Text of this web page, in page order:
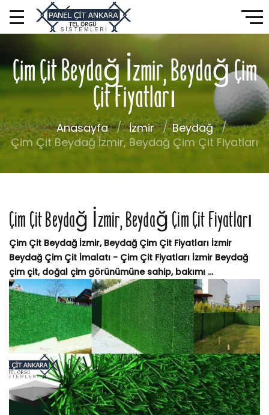
Çim Çit Beydağ İzmir, Beydağ Çim
Çit Fiyatları
Anasayfa İzmir
Beydağ
Çim Çit Beydağ İzmir, Beydağ Çim Çit Fiyatları
Çim Çit Beydağ İzmir, Beydağ Çim Çit Fiyatları
Çim Çit Beydağ İzmir, Beydağ Çim Çit Fiyatları İzmir
Beydağ Çim Çit İmalatı - Çim Çit Fiyatları İzmir Beydağ
çim çit, doğal çim görünümüne sahip, bakımı ...